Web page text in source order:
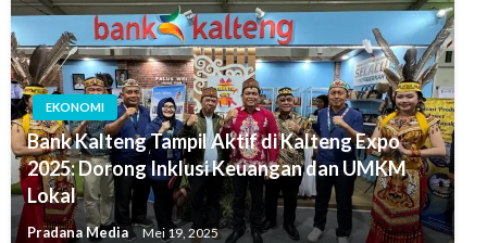
EKONOMI
Bank Kalteng Tampil Aktif di Kalteng Expo
2025: Dorong Inklusi Keuangan dan UMKM
Lokal
Pradana Media Mei 19, 2025